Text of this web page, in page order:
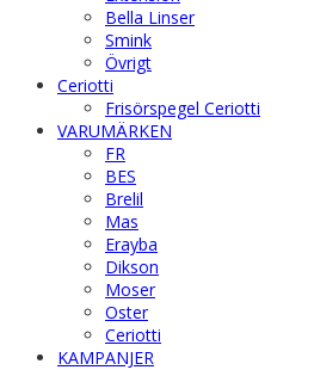
Bella Linser
Smink
Övrigt
Ceriotti
Frisörspegel Ceriotti
VARUMÄRKEN
FR
BES
Brelil
Mas
Erayba
Dikson
Moser
Oster
Ceriotti
KAMPANJER